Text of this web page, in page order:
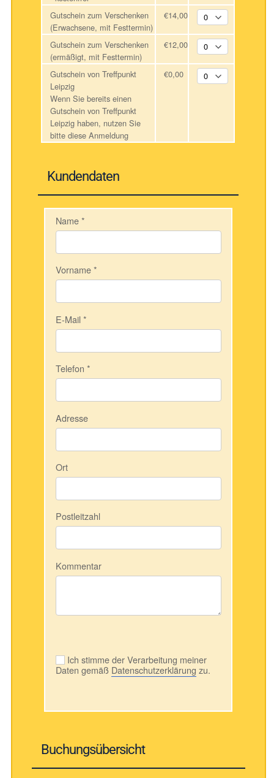
Gutschein zum Verschenken
(Erwachsene, mit Festtermin)
€14,00
Gutschein zum Verschenken
(ermäßigt, mit Festtermin)
€12,00
Gutschein von Treffpunkt
Leipzig
Wenn Sie bereits einen
Gutschein von Treffpunkt
Leipzig haben, nutzen Sie
bitte diese Anmeldung
€0,00
Kundendaten
Name*
Vorname*
E-Mail*
Telefon *
Adresse
Ort
Postleitzahl
Kommentar
Ich stimme der Verarbeitung meiner
Daten gemäß Datenschutzerklärung zu.
Buchungsübersicht